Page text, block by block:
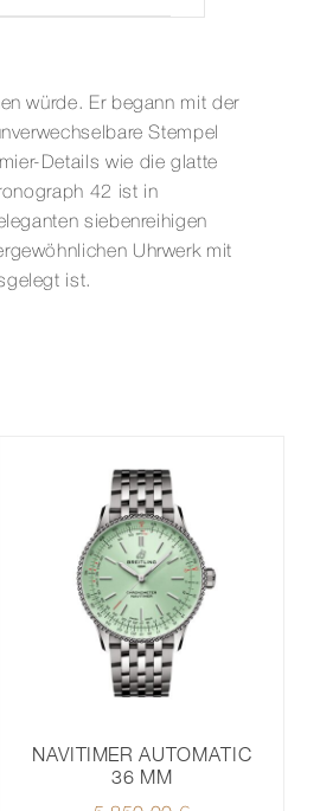
würde. Er begann mit der
Stempel
Details wie die glatte
42 ist in
siebenreihigen
Uhrwerk mit
ist.
NAVITIMER AUTOMATIC
36 MM